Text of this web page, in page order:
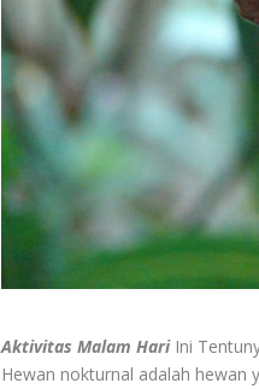
Aktivitas Malam HariIni
Hewan nokturnal adalah hewan